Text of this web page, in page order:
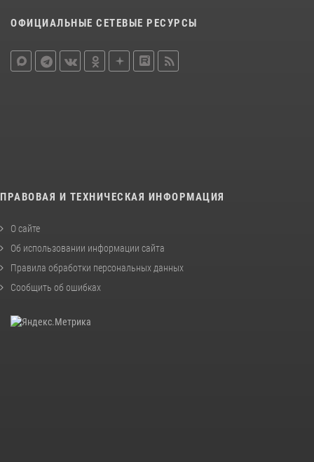
ОФИЦИАЛЬНЫЕ СЕТЕВЫЕ РЕСУРСЫ
ПРАВОВАЯ И ТЕХНИЧЕСКАЯ ИНФОРМАЦИЯ
О сайте
Об использовании информации сайта
Правила обработки персональных данных
Сообщить об ошибках